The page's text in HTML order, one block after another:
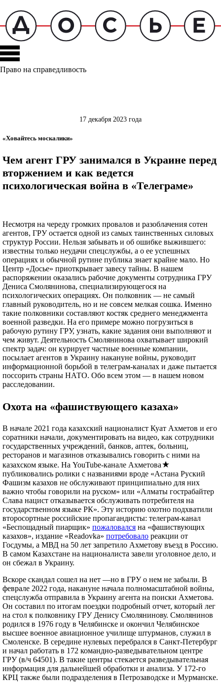
Право на справедливость
17 декабря 2023 года
«Ховайтесь москалики»
Чем агент ГРУ занимался в Украине перед
вторжением и как ведется
психологическая война в «Телеграме»
Несмотря на череду громких провалов и разоблачения сотен
агентов, ГРУ остается одной из самых таинственных силовых
структур России. Нельзя забывать и об ошибке выжившего:
известны только неудачи спецслужбы, а о ее успешных
операциях и обычной рутине публика знает крайне мало. Но
Центр «Досье» приоткрывает завесу тайны. В нашем
распоряжении оказались рабочие документы сотрудника ГРУ
Дениса Смолянинова, специализирующегося на
психологических операциях. Он полковник — не самый
главный руководитель, но и не совсем мелкая сошка. Именно
такие полковники составляют костяк среднего менеджмента
военной разведки. На его примере можно погрузиться в
рабочую рутину ГРУ, узнать, какие задания они выполняют и
чем живут. Деятельность Смолянинова охватывает широкий
спектр задач: он курирует частные военные компании,
посылает агентов в Украину накануне войны, руководит
информационной борьбой в телеграм-каналах и даже пытается
поссорить страны НАТО. Обо всем этом — в нашем новом
расследовании.
Охота на «фашиствующего казаха»
В начале 2021 года казахский националист Куат Ахметов и его
соратники начали, документировать на видео, как сотрудники
государственных учреждений, банков, аптек, больниц,
ресторанов и магазинов отказывались говорить с ними на
казахском языке. На YouTube-канале Ахметова
публиковались ролики с названиями вроде «Астана Руский
Фашизм казахов не обслуживают принципиально для них
важно чтобы говорили на руском» или «Алматы гострабайтер
Слава нацист отказывается обслуживать потребителя на
государственном языке РК». Эту историю охотно подхватили
второсортные российские пропагандисты: телеграм-канал
«Беспощадный пиарщик» пожаловался на «фашиствующих
казахов», издание «Readovka» потребовало реакции от
Госдумы, а МВД на 50 лет запретило Ахметову въезд в Россию.
В самом Казахстане на националиста завели уголовное дело, и
он сбежал в Украину.
Вскоре скандал сошел на нет —но в ГРУ о нем не забыли. В
феврале 2022 года, накануне начала полномасштабной войны,
спецслужба отправила в Украину агента на поиски Ахметова.
Он составил по итогам поездки подробный отчет, который лег
на стол к полковнику ГРУ Денису Смолянинову. Смолянинов
родился в 1976 году в Челябинске и окончил Челябинское
высшее военное авиационное училище штурманов, служил в
Смоленске. В середине нулевых перебрался в Санкт-Петербург
и начал работать в 172 командно-разведывательном центре
ГРУ (в/ч 64501). В такие центры стекается разведывательная
информация для дальнейшей обработки и анализа. У 172-го
КРЦ также были подразделения в Петрозаводске и Мурманске.